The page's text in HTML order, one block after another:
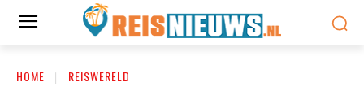
HOME REISWERELD